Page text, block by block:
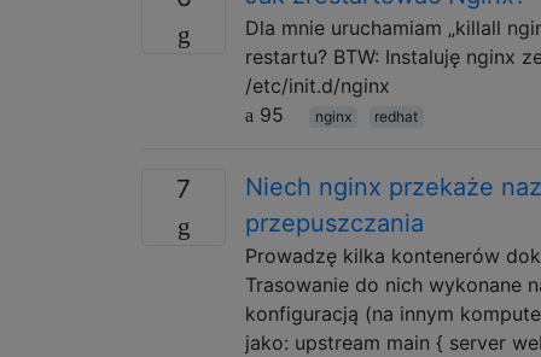
Dla mnie uruchamiam „killall
restartu? BTW: Instaluję nginx
/etc/init.d/nginx
95
nginx redhat
7
Niech nginx przekaże
przepuszczania
Prowadzę kilka kontenerów
Trasowanie do nich wykonane
konfiguracją (na innym
jako: upstream main { server